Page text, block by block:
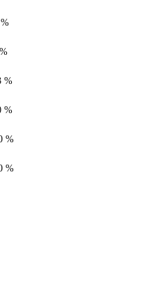
%
%
%
%